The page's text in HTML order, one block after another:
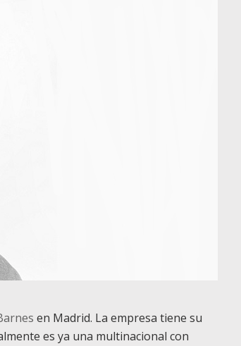
en Madrid. La empresa tiene su
es ya una multinacional con